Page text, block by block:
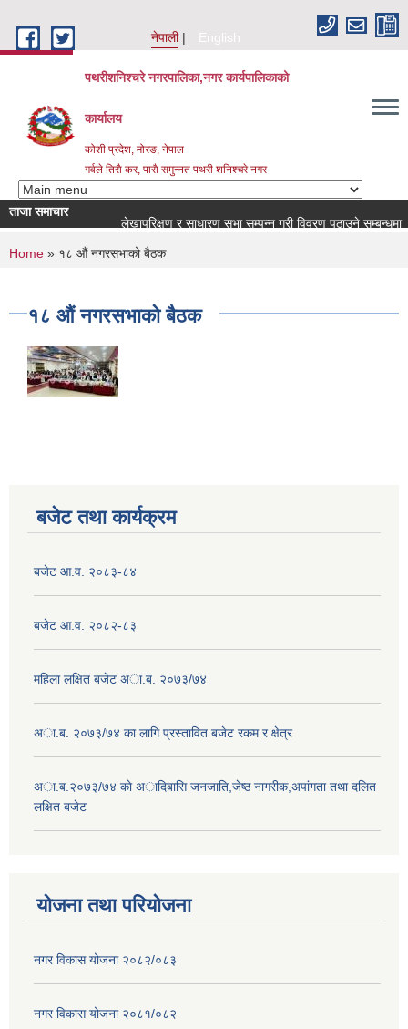
नेपाली
English
पथरीशनिश्चरे नगरपालिका,नगर कार्यपालिकाको
कार्यालय
कोशी प्रदेश, मोरङ, नेपाल
गर्वले तिराै कर, पाराै समुन्नत पथरी शनिश्चरे नगर
ताजा समाचार
लेखापरिक्षण र साधारण सभा सम्पन्न गरी विवरण पठाउने सम्बन्धमा ।
You are here
Home » १८ औं नगरसभाको बैठक
१८ औं नगरसभाको बैठक
बजेट तथा कार्यक्रम
बजेट आ.व. २०८३-८४
बजेट आ.व. २०८२-८३
महिला लक्षित बजेट अा.ब. २०७३/७४
अा.ब. २०७३/७४ का लागि प्रस्तावित बजेट रकम र क्षेत्र
अा.ब.२०७३/७४ काे अादिबासि जनजाति,जेष्ठ नागरीक,अपांगता तथा दलित
लक्षित बजेट
योजना तथा परियोजना
नगर विकास योजना २०८२/०८३
नगर विकास योजना २०८१/०८२